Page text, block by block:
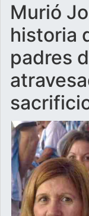
Murió
historia
padres